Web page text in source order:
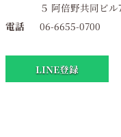
５ 阿倍野共同ビル
電話
06-6655-0700
LINE登録